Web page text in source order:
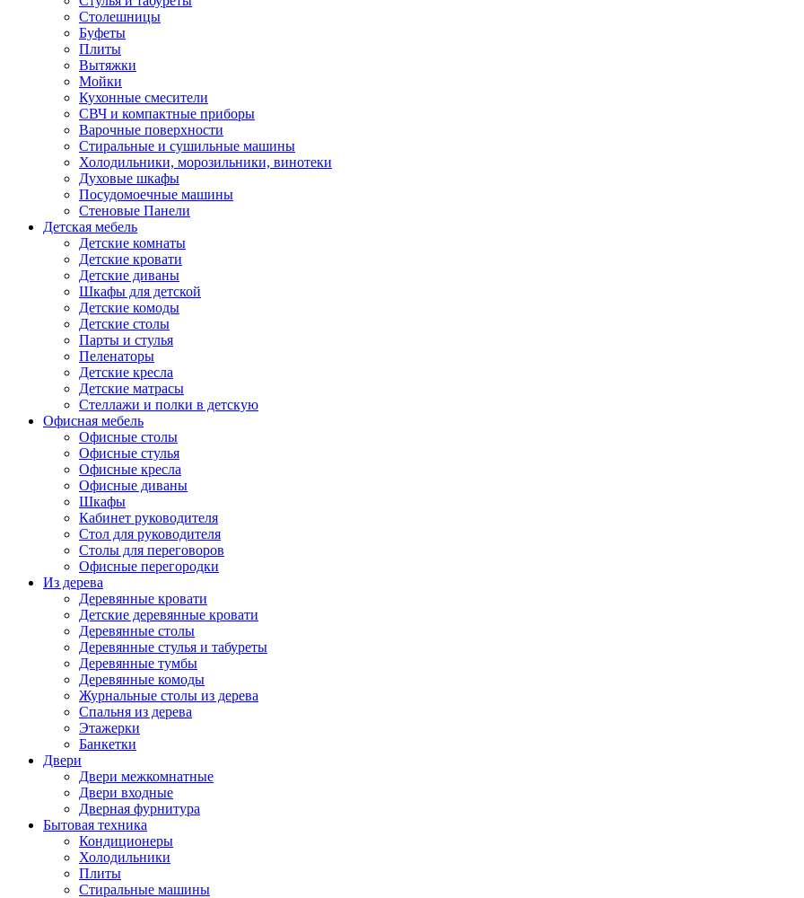
Столешницы
Буфеты
Плиты
Вытяжки
Мойки
Кухонные смесители
СВЧ и компактные приборы
Варочные поверхности
Стиральные и сушильные машины
Холодильники, морозильники, винотеки
Духовые шкафы
Посудомоечные машины
Стеновые Панели
Детская мебель
Детские комнаты
Детские кровати
Детские диваны
Шкафы для детской
Детские комоды
Детские столы
Парты и стулья
Пеленаторы
Детские кресла
Детские матрасы
Стеллажи и полки в детскую
Офисная мебель
Офисные столы
Офисные стулья
Офисные кресла
Офисные диваны
Шкафы
Кабинет руководителя
Стол для руководителя
Столы для переговоров
Офисные перегородки
Из дерева
Деревянные кровати
Детские деревянные кровати
Деревянные столы
Деревянные стулья и табуреты
Деревянные тумбы
Деревянные комоды
Журнальные столы из дерева
Спальня из дерева
Этажерки
Банкетки
Двери
Двери межкомнатные
Двери входные
Дверная фурнитура
Бытовая техника
Кондиционеры
Холодильники
Плиты
Стиральные машины